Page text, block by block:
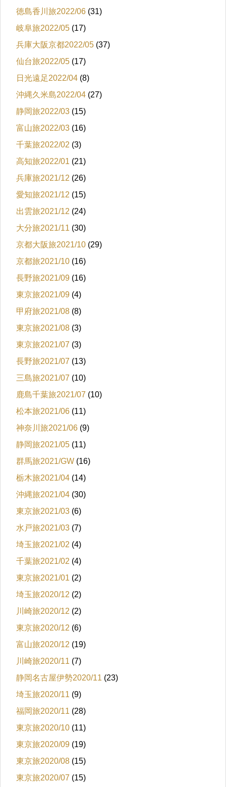
徳島香川旅2022/06 (31)
岐阜旅2022/05 (17)
兵庫大阪京都2022/05 (37)
仙台旅2022/05 (17)
日光遠足2022/04 (8)
沖縄久米島2022/04 (27)
静岡旅2022/03 (15)
富山旅2022/03 (16)
千葉旅2022/02 (3)
高知旅2022/01 (21)
兵庫旅2021/12 (26)
愛知旅2021/12 (15)
出雲旅2021/12 (24)
大分旅2021/11 (30)
京都大阪旅2021/10 (29)
京都旅2021/10 (16)
長野旅2021/09 (16)
東京旅2021/09 (4)
甲府旅2021/08 (8)
東京旅2021/08 (3)
東京旅2021/07 (3)
長野旅2021/07 (13)
三島旅2021/07 (10)
鹿島千葉旅2021/07 (10)
松本旅2021/06 (11)
神奈川旅2021/06 (9)
静岡旅2021/05 (11)
群馬旅2021/GW (16)
栃木旅2021/04 (14)
沖縄旅2021/04 (30)
東京旅2021/03 (6)
水戸旅2021/03 (7)
埼玉旅2021/02 (4)
千葉旅2021/02 (4)
東京旅2021/01 (2)
埼玉旅2020/12 (2)
川崎旅2020/12 (2)
東京旅2020/12 (6)
富山旅2020/12 (19)
川崎旅2020/11 (7)
静岡名古屋伊勢2020/11 (23)
埼玉旅2020/11 (9)
福岡旅2020/11 (28)
東京旅2020/10 (11)
東京旅2020/09 (19)
東京旅2020/08 (15)
東京旅2020/07 (15)